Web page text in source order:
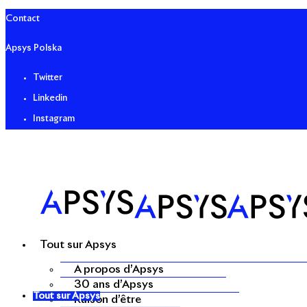
Contact
Apsys Polska
Twitter
Linkedin
Instagram
Tout sur Apsys
A propos d’Apsys
30 ans d’Apsys
Raison d’être
Tout sur Apsys